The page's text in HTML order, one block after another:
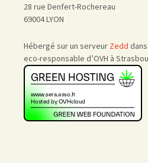
28 rue Denfert-Rochereau
69004 LYON
Hébergé sur un serveur Zedd
eco-responsable d’OVH à